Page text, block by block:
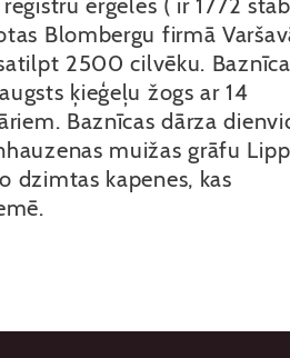
Blombergu firmā
2500 cilvēku.
ķieģeļu žogs ar 14
Baznīcas dārza
muižas grāfu
dzimtas kapenes, kas